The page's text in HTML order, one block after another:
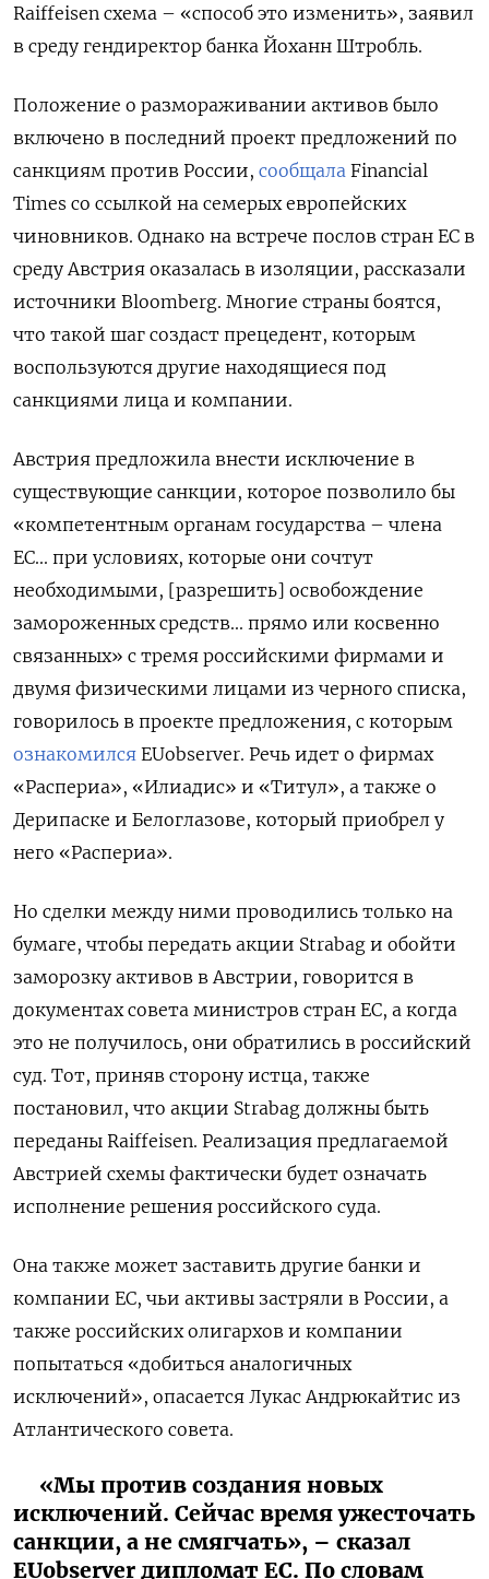
Raiffeisen схема – «способ это изменить», заявил
в среду гендиректор банка Йоханн Штробль.
Положение о размораживании активов было
включено в последний проект предложений по
санкциям против России, сообщала Financial
Times со ссылкой на семерых европейских
чиновников. Однако на встрече послов стран ЕС в
среду Австрия оказалась в изоляции, рассказали
источники Bloomberg. Многие страны боятся,
что такой шаг создаст прецедент, которым
воспользуются другие находящиеся под
санкциями лица и компании.
Австрия предложила внести исключение в
существующие санкции, которое позволило бы
«компетентным органам государства – члена
ЕС... при условиях, которые они сочтут
необходимыми, [разрешить] освобождение
замороженных средств... прямо или косвенно
связанных» с тремя российскими фирмами и
двумя физическими лицами из черного списка,
говорилось в проекте предложения, с которым
ознакомился EUobserver. Речь идет о фирмах
«Распериа», «Илиадис» и «Титул», а также о
Дерипаске и Белоглазове, который приобрел у
него «Распериа».
Но сделки между ними проводились только на
бумаге, чтобы передать акции Strabag и обойти
заморозку активов в Австрии, говорится в
документах совета министров стран ЕС, а когда
это не получилось, они обратились в российский
суд. Тот, приняв сторону истца, также
постановил, что акции Strabag должны быть
переданы Raiffeisen. Реализация предлагаемой
Австрией схемы фактически будет означать
исполнение решения российского суда.
Она также может заставить другие банки и
компании ЕС, чьи активы застряли в России, а
также российских олигархов и компании
попытаться «добиться аналогичных
исключений», опасается Лукас Андрюкайтис из
Атлантического совета.
«Мы против создания новых
исключений. Сейчас время ужесточать
санкции, а не смягчать», – сказал
EUobserver дипломат ЕС. По словам